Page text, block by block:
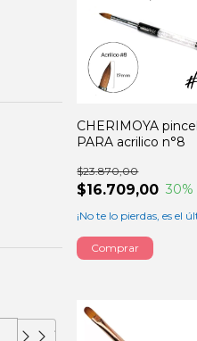
CHERIMOYA pincel
PARA acrilico n°8
$16.709,00
$23.870,00
30%
¡No te lo pierdas, es el